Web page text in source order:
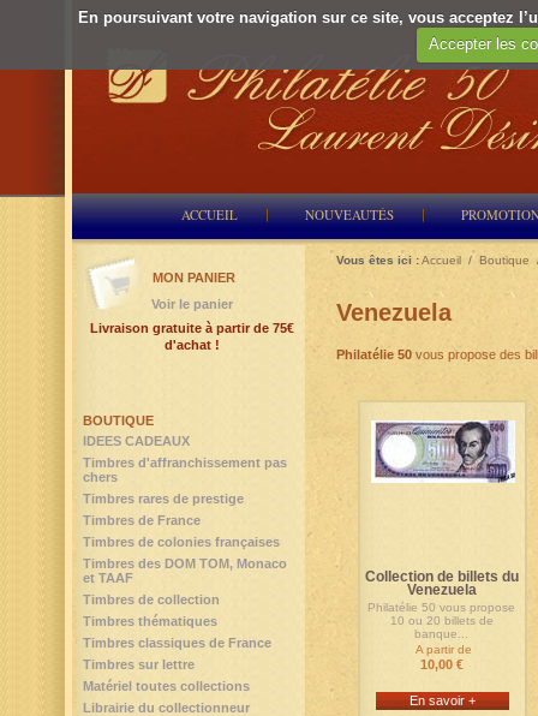
En poursuivant votre navigation sur ce site, vous acceptez
Accepter les
ACCUEIL NOUVEAUTÉS
Vous êtes ici :Accueil / Boutique
Venezuela
Philatélie 50 vous propose des
Collection de billets du
Venezuela
Philatélie 50 vous propose
10 ou 20 billets de
banque...
A partir de
10,00 €
En savoir +
BOUTIQUE
IDEES CADEAUX
Timbres d'affranchissement pas
chers
Timbres rares de prestige
Timbres de France
Timbres de colonies françaises
Timbres des DOM TOM, Monaco
et TAAF
Timbres de collection
Timbres thématiques
Timbres classiques de France
Timbres sur lettre
Matériel toutes collections
Librairie du collectionneur
MON PANIER
Voir le panier
Livraison gratuite à partir de 75€
d'achat !